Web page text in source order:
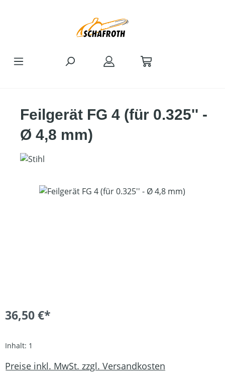
Feilgerät FG 4 (für 0.325'' -
Ø 4,8 mm)
Bildergalerie überspringen
36,50 €*
Inhalt: 1
Preise inkl. MwSt. zzgl. Versandkosten